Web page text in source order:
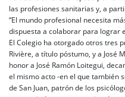
las profesiones sanitarias y, a
“El mundo profesional necesita
dispuesta a colaborar para lograr
El Colegio ha otorgado otros tres
Rivière, a título póstumo, y a José
honor a José Ramón Loitegui,
el mismo acto -en el que también
de San Juan, patrón de los